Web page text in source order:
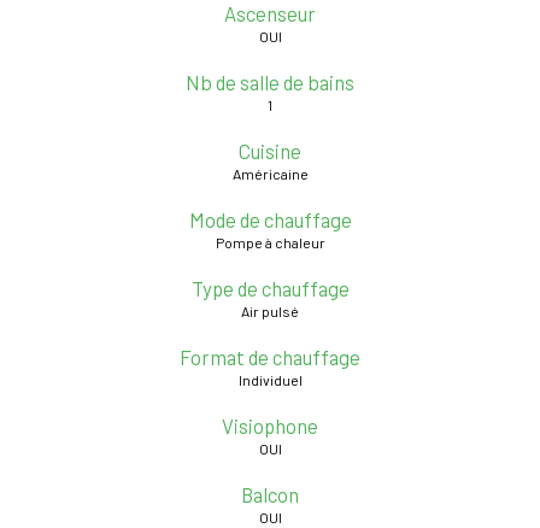
Ascenseur
OUI
Nb de salle de bains
1
Cuisine
Américaine
Mode de chauffage
Pompe à chaleur
Type de chauffage
Air pulsé
Format de chauffage
Individuel
Visiophone
OUI
Balcon
OUI